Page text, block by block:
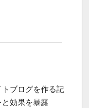
ブログを作る記
効果を暴露